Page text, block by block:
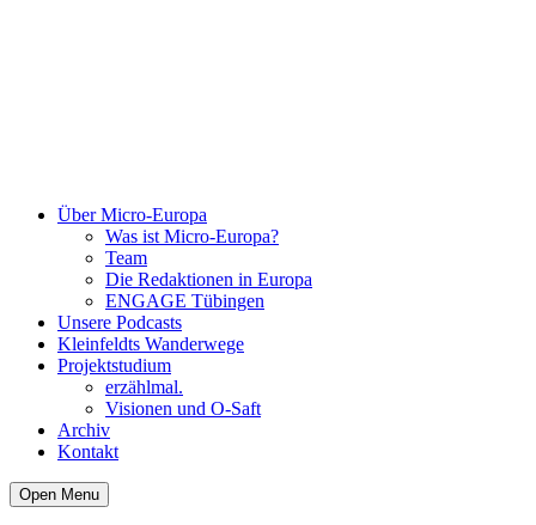
Über Micro-Europa
Was ist Micro-Europa?
Team
Die Redaktionen in Europa
ENGAGE Tübingen
Unsere Podcasts
Kleinfeldts Wanderwege
Projektstudium
erzählmal.
Visionen und O-Saft
Archiv
Kontakt
Open Menu